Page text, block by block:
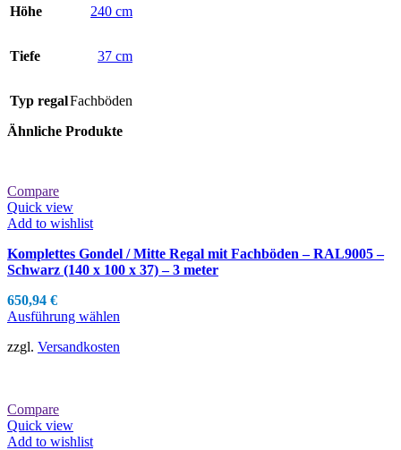
Höhe 240 cm
Tiefe 37 cm
Typ regalFachböden
Ähnliche Produkte
Compare
Quick view
Add to wishlist
Komplettes Gondel / Mitte Regal mit Fachböden – RAL9005 –
Schwarz (140 x 100 x 37) – 3 meter
650,94 €
Ausführung wählen
zzgl. Versandkosten
Compare
Quick view
Add to wishlist